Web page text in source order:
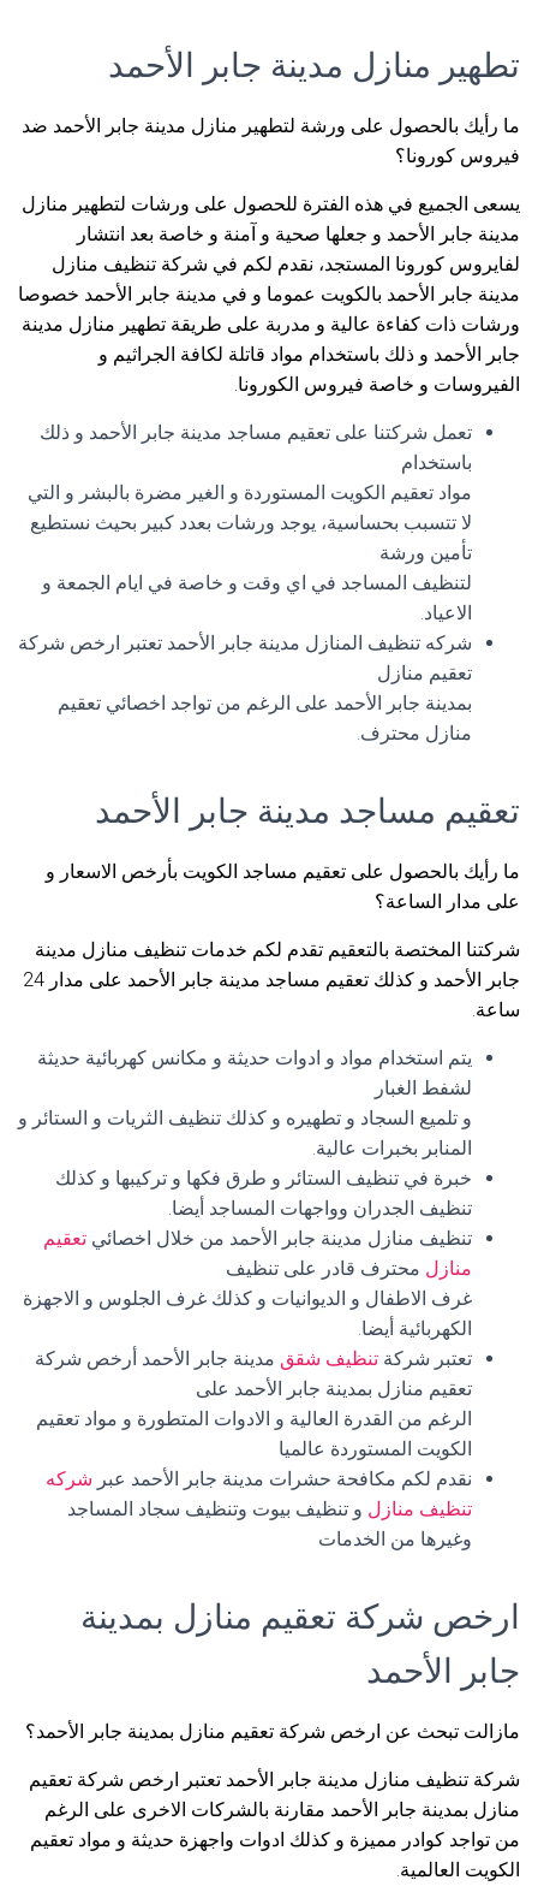
تطهير منازل مدينة جابر الأحمد
ما رأيك بالحصول على ورشة لتطهير منازل مدينة جابر الأحمد ضد
فيروس كورونا؟
يسعى الجميع في هذه الفترة للحصول على ورشات لتطهير منازل
مدينة جابر الأحمد و جعلها صحية و آمنة و خاصة بعد انتشار
لفايروس كورونا المستجد، نقدم لكم في شركة تنظيف منازل
مدينة جابر الأحمد بالكويت عموما و في مدينة جابر الأحمد خصوصا
ورشات ذات كفاءة عالية و مدربة على طريقة تطهير منازل مدينة
جابر الأحمد و ذلك باستخدام مواد قاتلة لكافة الجراثيم و
الفيروسات و خاصة فيروس الكورونا.
تعمل شركتنا على تعقيم مساجد مدينة جابر الأحمد و ذلك
باستخدام
مواد تعقيم الكويت المستوردة و الغير مضرة بالبشر و التي
لا تتسبب بحساسية، يوجد ورشات بعدد كبير بحيث نستطيع
تأمين ورشة
لتنظيف المساجد في اي وقت و خاصة في ايام الجمعة و
الاعياد.
شركه تنظيف المنازل مدينة جابر الأحمد تعتبر ارخص شركة
تعقيم منازل
بمدينة جابر الأحمد على الرغم من تواجد اخصائي تعقيم
منازل محترف.
تعقيم مساجد مدينة جابر الأحمد
ما رأيك بالحصول على تعقيم مساجد الكويت بأرخص الاسعار و
على مدار الساعة؟
شركتنا المختصة بالتعقيم تقدم لكم خدمات تنظيف منازل مدينة
جابر الأحمد و كذلك تعقيم مساجد مدينة جابر الأحمد على مدار 24
ساعة.
يتم استخدام مواد و ادوات حديثة و مكانس كهربائية حديثة
لشفط الغبار
و تلميع السجاد و تطهيره و كذلك تنظيف الثريات و الستائر و
المنابر بخبرات عالية.
خبرة في تنظيف الستائر و طرق فكها و تركيبها و كذلك
تنظيف الجدران وواجهات المساجد أيضا.
تنظيف منازل مدينة جابر الأحمد من خلال اخصائي تعقيم
منازل محترف قادر على تنظيف
غرف الاطفال و الديوانيات و كذلك غرف الجلوس و الاجهزة
الكهربائية أيضا.
تعتبر شركة تنظيف شقق مدينة جابر الأحمد أرخص شركة
تعقيم منازل بمدينة جابر الأحمد على
الرغم من القدرة العالية و الادوات المتطورة و مواد تعقيم
الكويت المستوردة عالميا
نقدم لكم مكافحة حشرات مدينة جابر الأحمد عبر شركه
تنظيف منازل و تنظيف بيوت وتنظيف سجاد المساجد
وغيرها من الخدمات
ارخص شركة تعقيم منازل بمدينة
جابر الأحمد
مازالت تبحث عن ارخص شركة تعقيم منازل بمدينة جابر الأحمد؟
شركة تنظيف منازل مدينة جابر الأحمد تعتبر ارخص شركة تعقيم
منازل بمدينة جابر الأحمد مقارنة بالشركات الاخرى على الرغم
من تواجد كوادر مميزة و كذلك ادوات واجهزة حديثة و مواد تعقيم
الكويت العالمية.